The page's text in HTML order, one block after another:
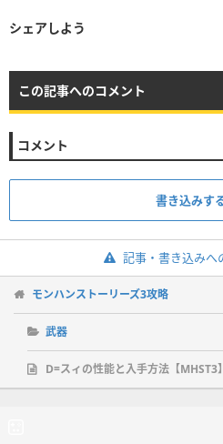
シェアしよう
この記事へのコメント
コメント
書き込みす
記事・書き込みへ
モンハンストーリーズ3攻略
武器
D=スィの性能と入手方法【MHST3】